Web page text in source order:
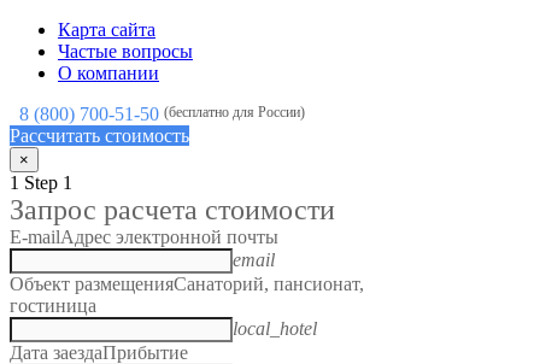
Карта сайта
Частые вопросы
О компании
8 (800) 700-51-50 (бесплатно для России)
Рассчитать стоимость
×
1 Step 1
Запрос расчета стоимости
E-mailАдрес электронной почты
email
Объект размещенияСанаторий, пансионат,
гостиница
local_hotel
Дата заездаПрибытие